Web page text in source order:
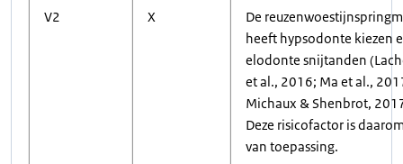
V2 X
De
heeft hypsodonte kiezen
elodonte snijtanden
et al., 2016; Ma et al.,
Michaux & Shenbrot,
Deze risicofactor is
van toepassing.